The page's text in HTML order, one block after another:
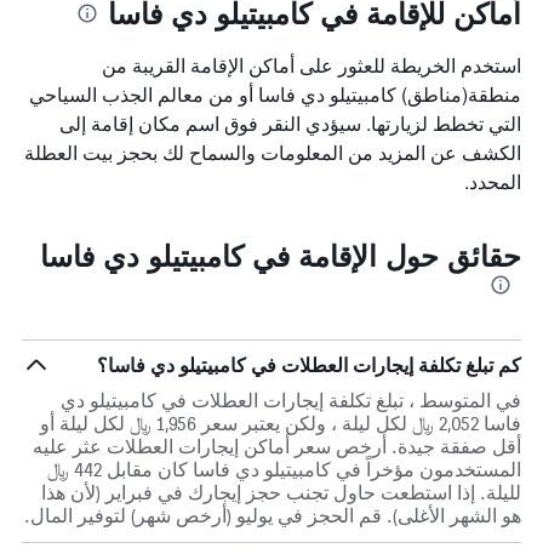
غرفة
أماكن للإقامة في كامبيتيلو دي فاسا
استخدم الخريطة للعثور على أماكن الإقامة القريبة من
منطقة(مناطق) كامبيتيلو دي فاسا أو من معالم الجذب السياحي
التي تخطط لزيارتها. سيؤدي النقر فوق اسم مكان إقامة إلى
الكشف عن المزيد من المعلومات والسماح لك بحجز بيت العطلة
المحدد.
حقائق حول الإقامة في كامبيتيلو دي فاسا
كم تبلغ تكلفة إيجارات العطلات في كامبيتيلو دي فاسا؟
في المتوسط ، تبلغ تكلفة إيجارات العطلات في كامبيتيلو دي
فاسا 2,052 ﷼ لكل ليلة ، ولكن يعتبر سعر 1,956 ﷼ لكل ليلة أو
أقل صفقة جيدة. أرخص سعر أماكن إيجارات العطلات عثر عليه
المستخدمون مؤخراً في كامبيتيلو دي فاسا كان مقابل 442 ﷼
لليلة. إذا استطعت حاول تجنب حجز إيجارك في فبراير (لأن هذا
هو الشهر الأغلى). قم الحجز في يوليو (أرخص شهر) لتوفير المال.